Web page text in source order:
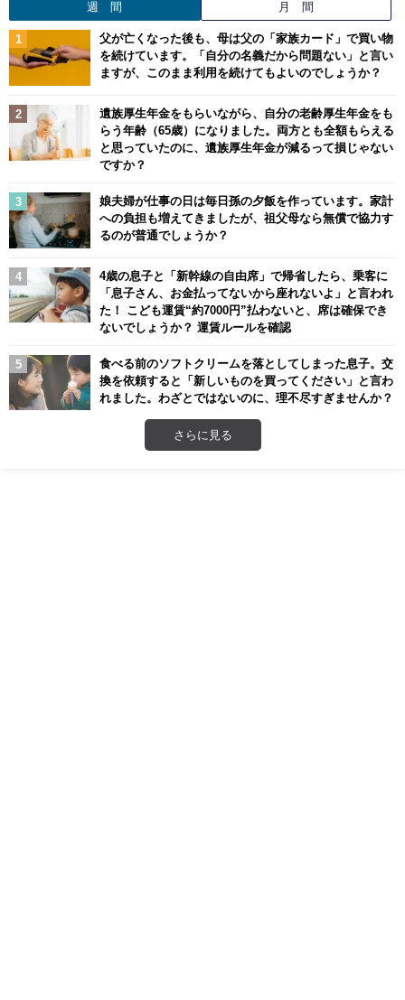
週 間 月 間
父が亡くなった後も、母は父の「家族カード」で買い物
を続けています。「自分の名義だから問題ない」と言い
ますが、このまま利用を続けてもよいのでしょうか？
遺族厚生年金をもらいながら、自分の老齢厚生年金をも
らう年齢（65歳）になりました。両方とも全額もらえる
と思っていたのに、遺族厚生年金が減るって損じゃない
ですか？
娘夫婦が仕事の日は毎日孫の夕飯を作っています。家計
への負担も増えてきましたが、祖父母なら無償で協力す
るのが普通でしょうか？
4歳の息子と「新幹線の自由席」で帰省したら、乗客に
「息子さん、お金払ってないから座れないよ」と言われ
た！ こども運賃“約7000円”払わないと、席は確保でき
ないでしょうか？ 運賃ルールを確認
食べる前のソフトクリームを落としてしまった息子。交
換を依頼すると「新しいものを買ってください」と言わ
れました。わざとではないのに、理不尽すぎませんか？
さらに見る